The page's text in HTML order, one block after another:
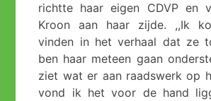
richtte haar eigen CDVP en
Kroon aan haar zijde. ,,Ik
vinden in het verhaal dat ze
ben haar meteen gaan
ziet wat er aan raadswerk op
vond ik het voor de hand